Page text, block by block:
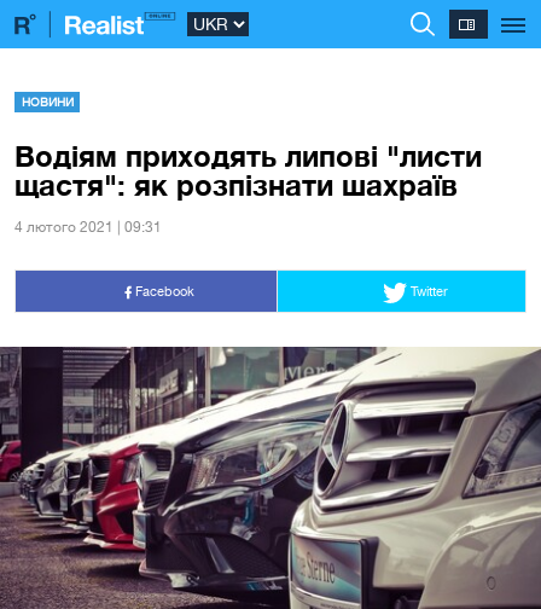
НОВИНИ
Водіям приходять липові "листи
щастя": як розпізнати шахраїв
4 лютого 2021 | 09:31
Facebook Twitter